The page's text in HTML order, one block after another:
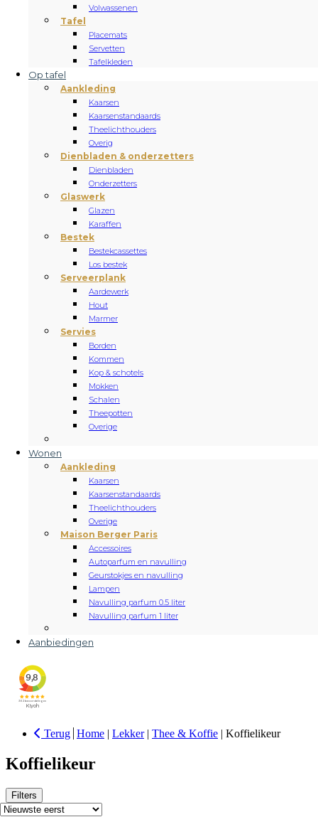
Volwassenen
Tafel
Placemats
Servetten
Tafelkleden
Op tafel
Aankleding
Kaarsen
Kaarsenstandaards
Theelichthouders
Overig
Dienbladen & onderzetters
Dienbladen
Onderzetters
Glaswerk
Glazen
Karaffen
Bestek
Bestekcassettes
Los bestek
Serveerplank
Aardewerk
Hout
Marmer
Servies
Borden
Kommen
Kop & schotels
Mokken
Schalen
Theepotten
Overige
Wonen
Aankleding
Kaarsen
Kaarsenstandaards
Theelichthouders
Overige
Maison Berger Paris
Accessoires
Autoparfum en navulling
Geurstokjes en navulling
Lampen
Navulling parfum 0.5 liter
Navulling parfum 1 liter
Aanbiedingen
Terug Home | Lekker| Thee & Koffie | Koffielikeur
Koffielikeur
Filters